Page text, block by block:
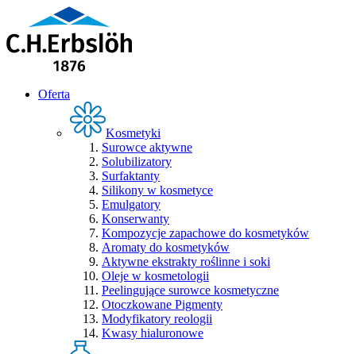
Oferta
Kosmetyki
Surowce aktywne
Solubilizatory
Surfaktanty
Silikony w kosmetyce
Emulgatory
Konserwanty
Kompozycje zapachowe do kosmetyków
Aromaty do kosmetyków
Aktywne ekstrakty roślinne i soki
Oleje w kosmetologii
Peelingujące surowce kosmetyczne
Otoczkowane Pigmenty
Modyfikatory reologii
Kwasy hialuronowe